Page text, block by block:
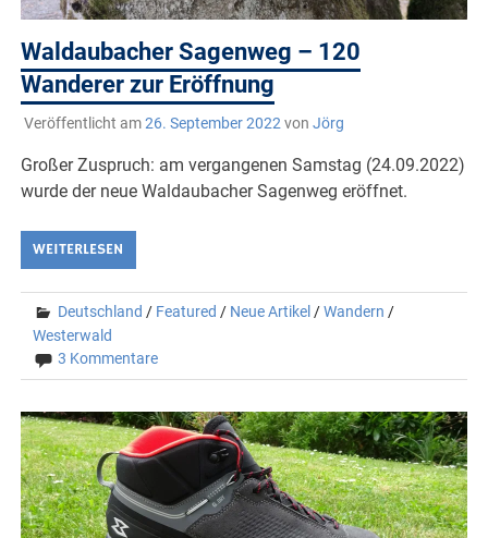
Waldaubacher Sagenweg – 120
Wanderer zur Eröffnung
Veröffentlicht am26. September 2022von Jörg
Großer Zuspruch: am vergangenen Samstag (24.09.2022)
wurde der neue Waldaubacher Sagenweg eröffnet.
WEITERLESEN
Deutschland / Featured / Neue Artikel /Wandern /
Westerwald
3 Kommentare